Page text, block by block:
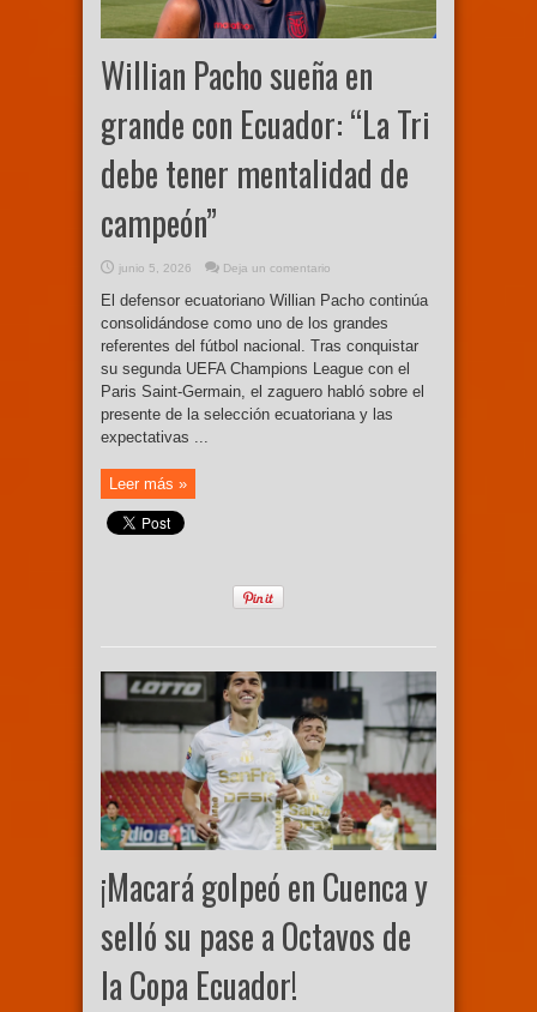
Willian Pacho sueña en
grande con Ecuador: “La Tri
debe tener mentalidad de
campeón”
junio 5, 2026 Deja un comentario
El defensor ecuatoriano Willian Pacho continúa
consolidándose como uno de los grandes
referentes del fútbol nacional. Tras conquistar
su segunda UEFA Champions League con el
Paris Saint-Germain, el zaguero habló sobre el
presente de la selección ecuatoriana y las
expectativas ...
Leer más »
¡Macará golpeó en Cuenca y
selló su pase a Octavos de
la Copa Ecuador!